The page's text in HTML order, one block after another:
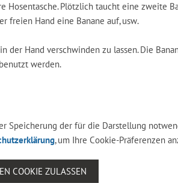
Hosentasche. Plötzlich taucht eine zweite
freien Hand eine Banane auf, usw.
Hand verschwinden zu lassen. Die
werden.
Speicherung der für die Darstellung
, um Ihre Cookie-Präferenzen
COOKIE ZULASSEN